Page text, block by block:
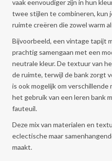
vaak eenvoudiger zijn in hun
twee stijlen te combineren, kun
ruimte creëren die zowel warm
Bijvoorbeeld, een vintage tapijt
prachtig samengaan met een
neutrale kleur. De textuur van
de ruimte, terwijl de bank zorgt
is ook mogelijk om
het gebruik van een leren bank
fauteuil.
Deze mix van materialen en
eclectische maar
maakt.